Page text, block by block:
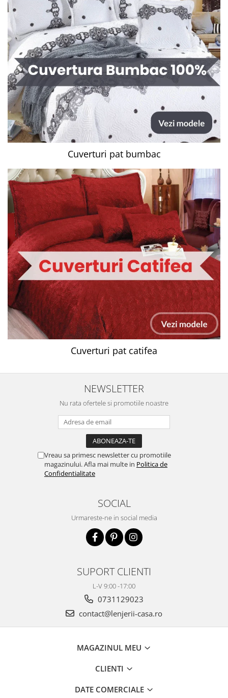
Cuverturi pat bumbac
Cuverturi pat catifea
NEWSLETTER
Nu rata ofertele si promotiile noastre
Vreau sa primesc newsletter cu promotiile
magazinului. Afla mai multe in Politica de
Confidentialitate
SOCIAL
Urmareste-ne in social media
SUPORT CLIENTI
L-V 9:00 -17:00
0731129023
contact@lenjerii-casa.ro
MAGAZINUL MEU
CLIENTI
DATE COMERCIALE